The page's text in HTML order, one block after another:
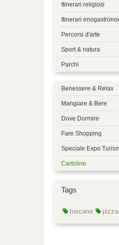
Itinerari religiosi
Itinerari
Percorsi d'arte
Sport & natura
Parchi
Benessere & Relax
Mangiare & Bere
Dove Dormire
Fare Shopping
Speciale Expo
Cartoline
Tags
toscana pizza